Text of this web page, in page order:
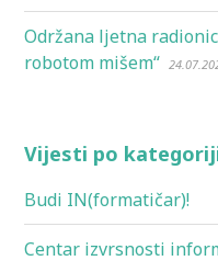
Održana ljetna
robotom mišem“
Vijesti po
Budi IN(formatičar)!
Centar izvrsnosti